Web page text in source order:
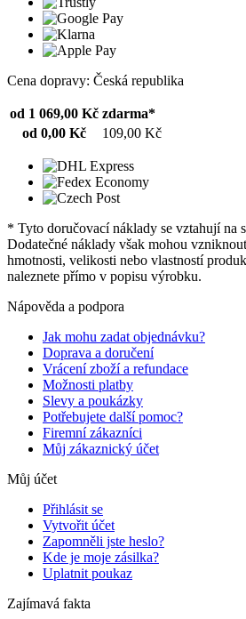
Cena dopravy: Česká republika
od 1 069,00 Kč zdarma*
od 0,00 Kč
109,00 Kč
* Tyto doručovací náklady se vztahují na
Dodatečné náklady však mohou
hmotnosti, velikosti nebo vlastností
naleznete přímo v popisu výrobku.
Nápověda a podpora
Jak mohu zadat objednávku?
Doprava a doručení
Vrácení zboží a refundace
Možnosti platby
Slevy a poukázky
Potřebujete další pomoc?
Firemní zákazníci
Můj zákaznický účet
Můj účet
Přihlásit se
Vytvořit účet
Zapomněli jste heslo?
Kde je moje zásilka?
Uplatnit poukaz
Zajímavá fakta